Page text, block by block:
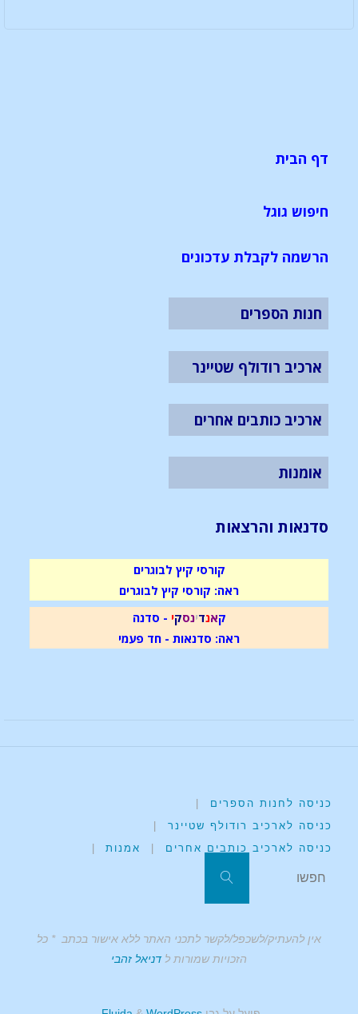
דף הבית
חיפוש גוגל
הרשמה לקבלת עדכונים
חנות הספרים
ארכיב רודולף שטיינר
ארכיב כותבים אחרים
אומנות
סדנאות והרצאות
קורסי קיץ לבוגרים
ראה: קורסי קיץ לבוגרים
קאנדינסקי - סדנה
ראה: סדנאות - חד פעמי
כניסה לחנות הספרים
כניסה לארכיב רודולף שטיינר
כניסה לארכיב כותבים אחרים
אמנות
אין להעתיק/לשכפל/לקשר לתכני האתר ללא אישור בכתב * כל
הזכויות שמורות לדניאל זהבי